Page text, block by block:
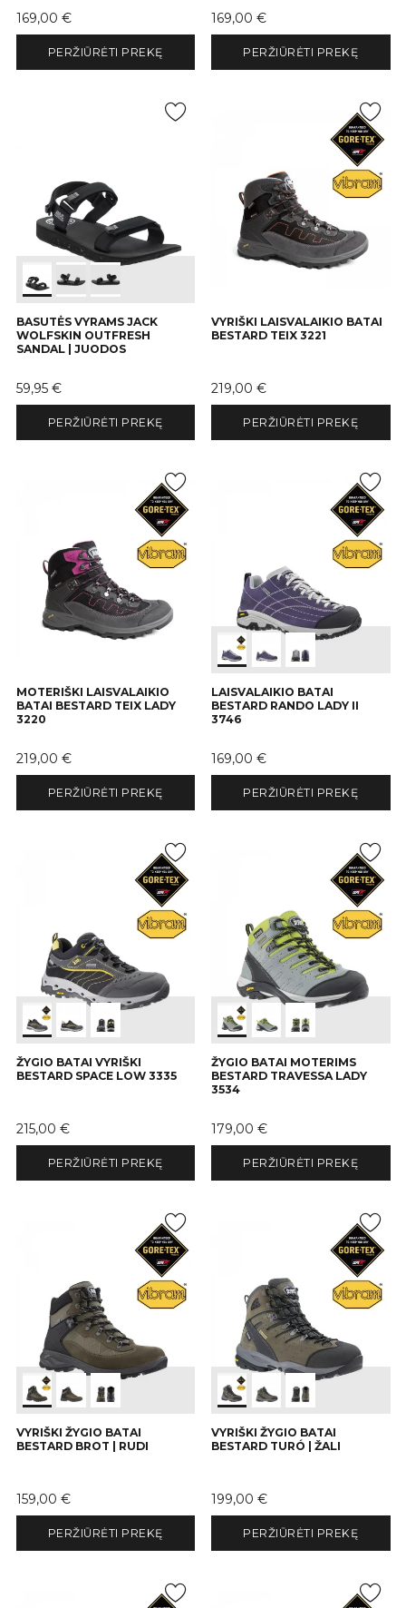
Kaina
169,00 €
PERŽIŪRĖTI PREKĘ
Kaina
169,00 €
PERŽIŪRĖTI PREKĘ
BASUTĖS VYRAMS JACK
WOLFSKIN OUTFRESH
SANDAL | JUODOS
Kaina
59,95 €
PERŽIŪRĖTI PREKĘ
VYRIŠKI LAISVALAIKIO BATAI
BESTARD TEIX 3221
Kaina
219,00 €
PERŽIŪRĖTI PREKĘ
MOTERIŠKI LAISVALAIKIO
BATAI BESTARD TEIX LADY
3220
Kaina
219,00 €
PERŽIŪRĖTI PREKĘ
LAISVALAIKIO BATAI
BESTARD RANDO LADY II
3746
Kaina
169,00 €
PERŽIŪRĖTI PREKĘ
ŽYGIO BATAI VYRIŠKI
BESTARD SPACE LOW 3335
Kaina
215,00 €
PERŽIŪRĖTI PREKĘ
ŽYGIO BATAI MOTERIMS
BESTARD TRAVESSA LADY
3534
Kaina
179,00 €
PERŽIŪRĖTI PREKĘ
VYRIŠKI ŽYGIO BATAI
BESTARD BROT | RUDI
Kaina
159,00 €
PERŽIŪRĖTI PREKĘ
VYRIŠKI ŽYGIO BATAI
BESTARD TURÓ | ŽALI
Kaina
199,00 €
PERŽIŪRĖTI PREKĘ